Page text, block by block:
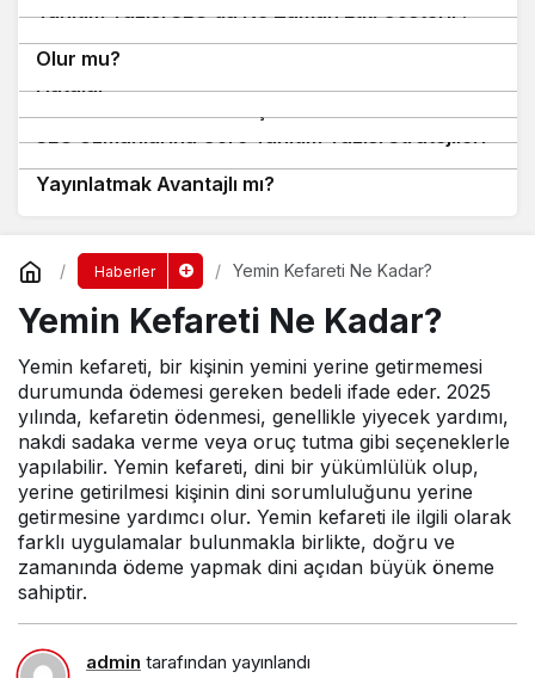
Olur mu?
Tanıtım Yazısı Alıp Pişman Olanların Yaptığı
8
9
Yayınlatmak Avantajlı mı?
Haberler Yemin Kefareti Ne Kadar?
Yemin Kefareti Ne Kadar?
Yemin kefareti, bir kişinin yemini yerine getirmemesi
durumunda ödemesi gereken bedeli ifade eder. 2025
yılında, kefaretin ödenmesi, genellikle yiyecek yardımı,
nakdi sadaka verme veya oruç tutma gibi seçeneklerle
yapılabilir. Yemin kefareti, dini bir yükümlülük olup,
yerine getirilmesi kişinin dini sorumluluğunu yerine
getirmesine yardımcı olur. Yemin kefareti ile ilgili olarak
farklı uygulamalar bulunmakla birlikte, doğru ve
zamanında ödeme yapmak dini açıdan büyük öneme
sahiptir.
admin tarafından yayınlandı